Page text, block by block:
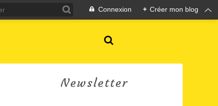
Connexion + Créer mon blog
Newsletter